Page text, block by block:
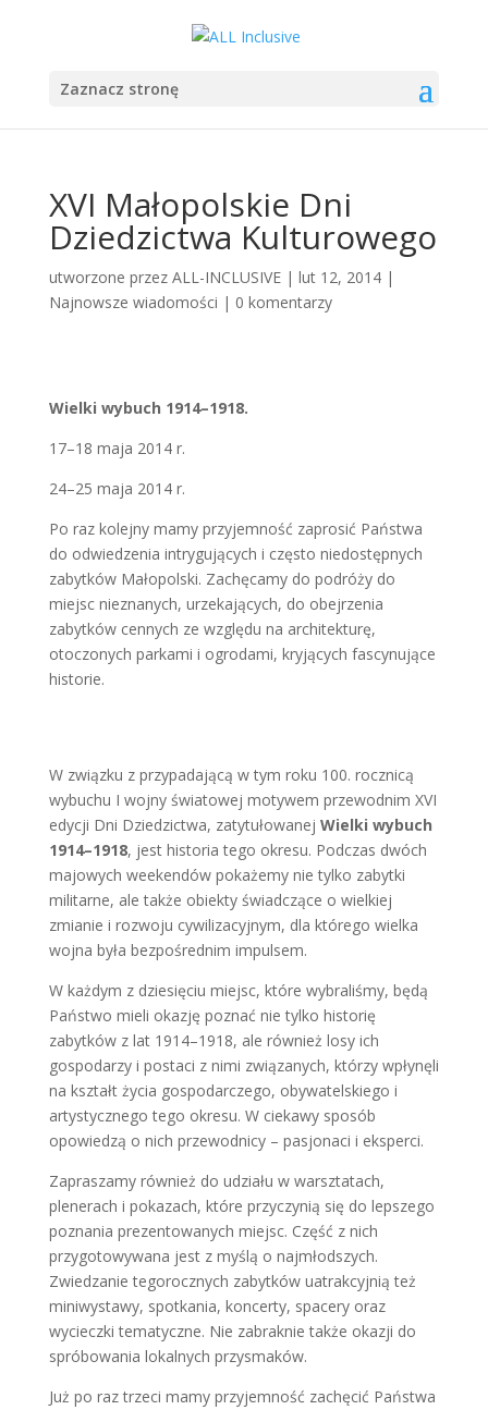
Zaznacz stronę
XVI Małopolskie Dni
Dziedzictwa Kulturowego
utworzone przez ALL-INCLUSIVE| lut 12, 2014|
Najnowsze wiadomości | 0 komentarzy
Wielki wybuch 1914–1918.
17–18 maja 2014 r.
24–25 maja 2014 r.
Po raz kolejny mamy przyjemność zaprosić Państwa
do odwiedzenia intrygujących i często niedostępnych
zabytków Małopolski. Zachęcamy do podróży do
miejsc nieznanych, urzekających, do obejrzenia
zabytków cennych ze względu na architekturę,
otoczonych parkami i ogrodami, kryjących fascynujące
historie.
W związku z przypadającą w tym roku 100. rocznicą
wybuchu I wojny światowej motywem przewodnim XVI
edycji Dni Dziedzictwa, zatytułowanej Wielki wybuch
1914–1918, jest historia tego okresu. Podczas dwóch
majowych weekendów pokażemy nie tylko zabytki
militarne, ale także obiekty świadczące o wielkiej
zmianie i rozwoju cywilizacyjnym, dla którego wielka
wojna była bezpośrednim impulsem.
W każdym z dziesięciu miejsc, które wybraliśmy, będą
Państwo mieli okazję poznać nie tylko historię
zabytków z lat 1914–1918, ale również losy ich
gospodarzy i postaci z nimi związanych, którzy wpłynęli
na kształt życia gospodarczego, obywatelskiego i
artystycznego tego okresu. W ciekawy sposób
opowiedzą o nich przewodnicy – pasjonaci i eksperci.
Zapraszamy również do udziału w warsztatach,
plenerach i pokazach, które przyczynią się do lepszego
poznania prezentowanych miejsc. Część z nich
przygotowywana jest z myślą o najmłodszych.
Zwiedzanie tegorocznych zabytków uatrakcyjnią też
miniwystawy, spotkania, koncerty, spacery oraz
wycieczki tematyczne. Nie zabraknie także okazji do
spróbowania lokalnych przysmaków.
Już po raz trzeci mamy przyjemność zachęcić Państwa